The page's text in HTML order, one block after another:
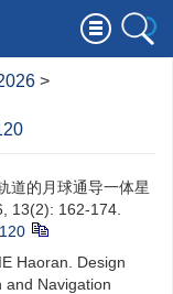
>
道的月球通导一体星
13(2): 162-174.
Haoran. Design
and Navigation